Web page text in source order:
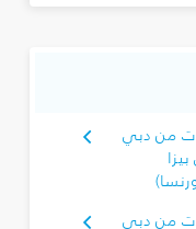
من دبي
من دبي